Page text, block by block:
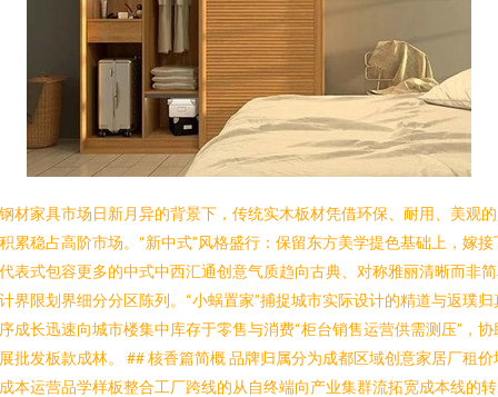
材家具市场日新月异的背景下，传统实木板材凭借环保、耐用、美观
累稳占高阶市场。“新中式”风格盛行：保留东方美学提色基础上，嫁接
表式包容更多的中式中西汇通创意气质趋向古典、对称雅丽清晰而非
界限划界细分分区陈列。“小蜗置家”捕捉城市实际设计的精道与返璞归
成长迅速向城市楼集中库存于零售与消费“柜台销售运营供需测压”，协
批发板款成林。 ## 核香篇简概 品牌归属分为成都区域创意家居厂租价
本运营品学样板整合工厂跨线的从自终端向产业集群流拓宽成本线的转